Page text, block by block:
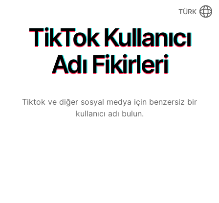
TÜRK
TikTok Kullanıcı
Adı Fikirleri
Tiktok ve diğer sosyal medya için benzersiz bir
kullanıcı adı bulun.